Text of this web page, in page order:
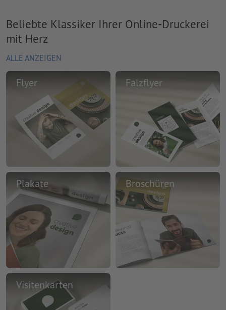
Beliebte Klassiker Ihrer Online-Druckerei
mit Herz
ALLE ANZEIGEN
Flyer Falzflyer
Plakate Broschüren
Visitenkarten